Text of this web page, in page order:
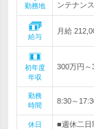
勤務地
ンテナン
給与
月給
初年度
年収
300万円～
勤務
時間
8:30～
休日
■週休二